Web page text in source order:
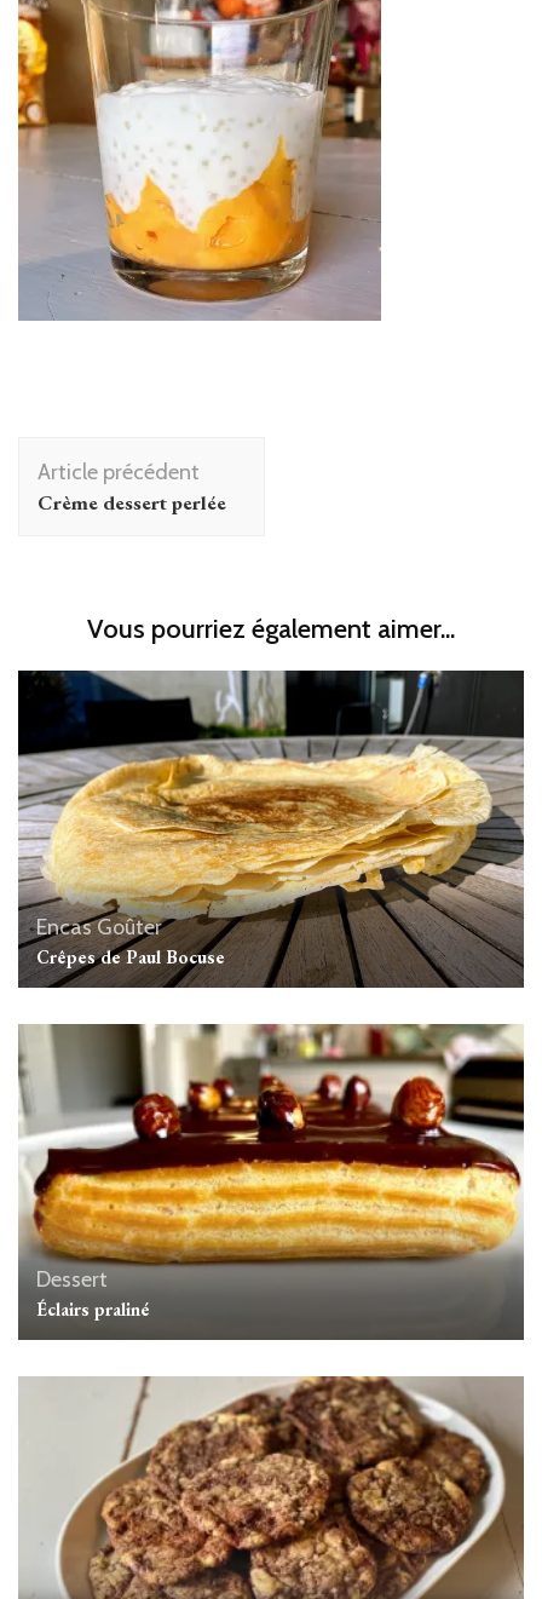
Navigation
d'article
Article précédent
Crème dessert perlée
Vous pourriez également aimer...
EncasGoûter
Crêpes de Paul Bocuse
Dessert
Éclairs praliné